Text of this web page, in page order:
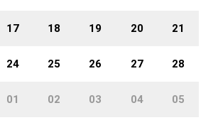
17 18 19 20 21
24 25 26 27 28
01 02 03 04 05